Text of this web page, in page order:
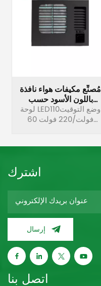
مُصنِّع مكيفات هواء نافذة
باللون الأسود حسب
الطلب
لوحة LEDوضع التوقيت110
فولت/220 فولت 60
والحماية التلقائية
اشترك
إرسال
اتصل بنا